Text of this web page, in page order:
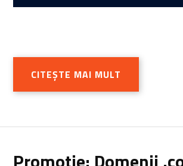
CITEȘTE MAI MULT